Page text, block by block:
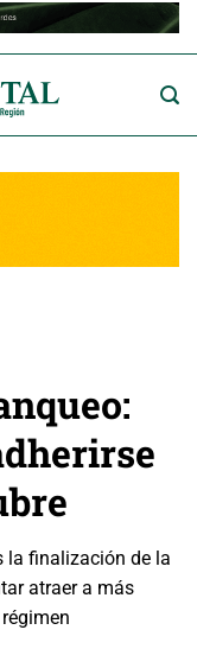
la finalización de la
atraer a más